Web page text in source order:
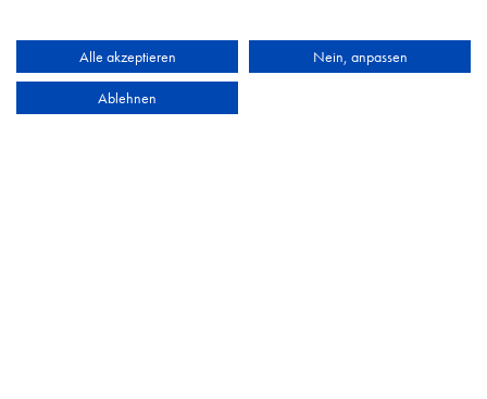
Alle akzeptieren Nein, anpassen
Ablehnen